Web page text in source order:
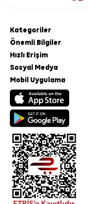
Kategoriler
Önemli Bilgiler
Hızlı Erişim
Sosyal Medya
Mobil Uygulama